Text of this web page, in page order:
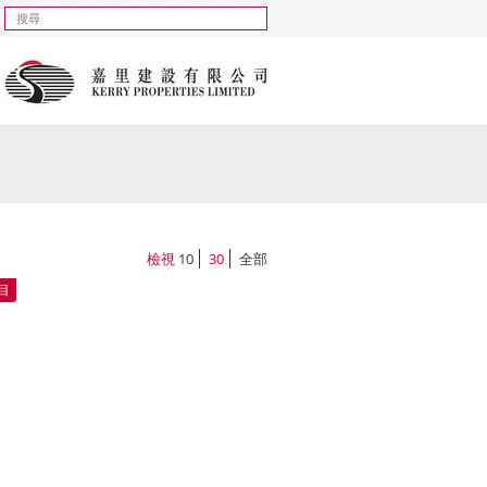
檢視 10 30 全部